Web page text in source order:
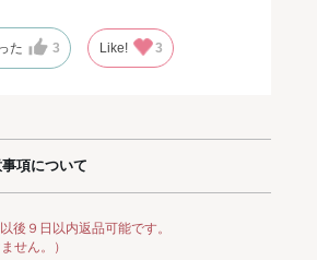
ジューなどフェミニンな要素もあ
た 3 Like! 3
項について
後９日以内返品可能です。
せん。）